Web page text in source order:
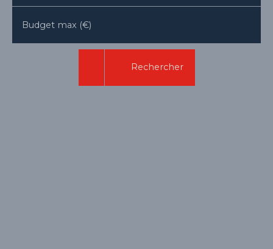
Budget max (€)
Rechercher